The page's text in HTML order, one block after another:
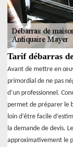
Tarif débarras
Avant de mettre en
primordial de ne pas
d’un professionnel.
permet de préparer le
loin d’être facile
la demande de devis.
approximativement le